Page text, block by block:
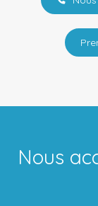
Nous